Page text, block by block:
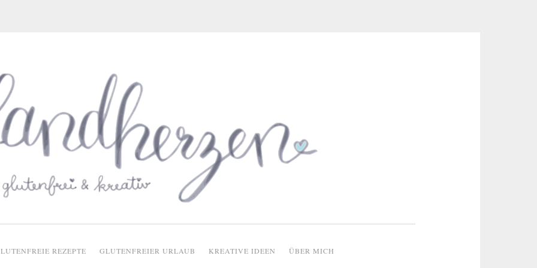
REZEPTE GLUTENFREIER URLAUB KREATIVE IDEEN ÜBER MICH